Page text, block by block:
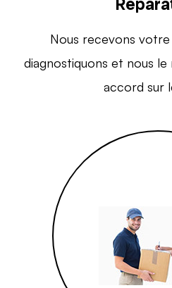
Nous recevons votre
diagnostiquons et nous
accord sur